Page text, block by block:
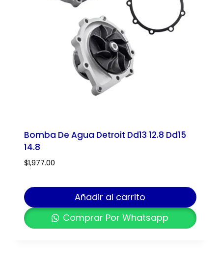
Bomba De Agua Detroit Dd13 12.8 Dd15
14.8
$1,977.00
Añadir al carrito
Comprar Por Whatsapp